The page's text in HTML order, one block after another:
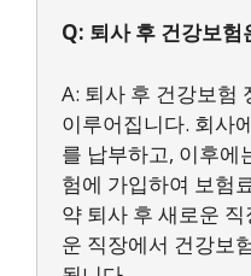
Q: 퇴사 후 건강보
A: 퇴사 후 건강보험
이루어집니다. 회사
를 납부하고, 이후에
험에 가입하여 보험
약 퇴사 후 새로운
운 직장에서 건강보